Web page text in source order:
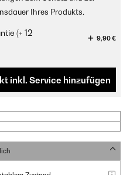
Ihres Produkts.
(+ 12
9,90 €
inkl. Service hinzufügen